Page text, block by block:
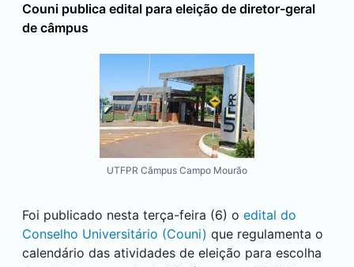
Couni publica edital para eleição de diretor-geral
de câmpus
UTFPR Câmpus Campo Mourão
Foi publicado nesta terça-feira (6) o edital do
Conselho Universitário (Couni) que regulamenta o
calendário das atividades de eleição para escolha